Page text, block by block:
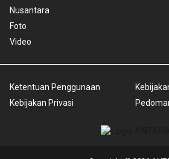
Nusantara
Foto
Video
Ketentuan Penggunaan
Kebijakan Privasi